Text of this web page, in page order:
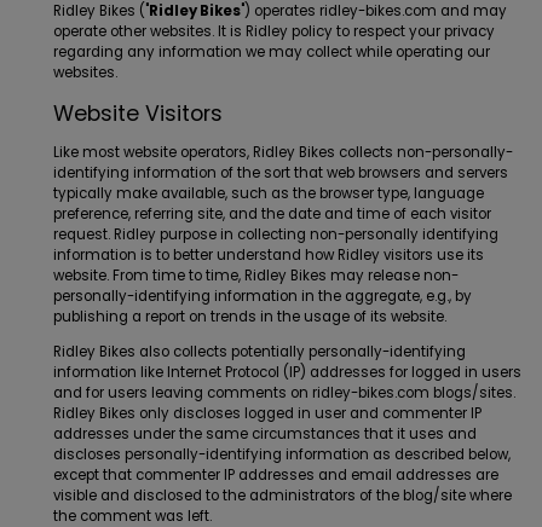
Ridley Bikes ("Ridley Bikes") operates ridley-bikes.com and may
operate other websites. It is Ridley policy to respect your privacy
regarding any information we may collect while operating our
websites.
Website Visitors
Like most website operators, Ridley Bikes collects non-personally-
identifying information of the sort that web browsers and servers
typically make available, such as the browser type, language
preference, referring site, and the date and time of each visitor
request. Ridley purpose in collecting non-personally identifying
information is to better understand how Ridley visitors use its
website. From time to time, Ridley Bikes may release non-
personally-identifying information in the aggregate, e.g., by
publishing a report on trends in the usage of its website.
Ridley Bikes also collects potentially personally-identifying
information like Internet Protocol (IP) addresses for logged in users
and for users leaving comments on ridley-bikes.com blogs/sites.
Ridley Bikes only discloses logged in user and commenter IP
addresses under the same circumstances that it uses and
discloses personally-identifying information as described below,
except that commenter IP addresses and email addresses are
visible and disclosed to the administrators of the blog/site where
the comment was left.